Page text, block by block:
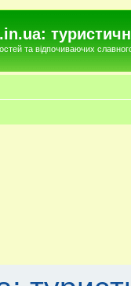
та відпочиваючих